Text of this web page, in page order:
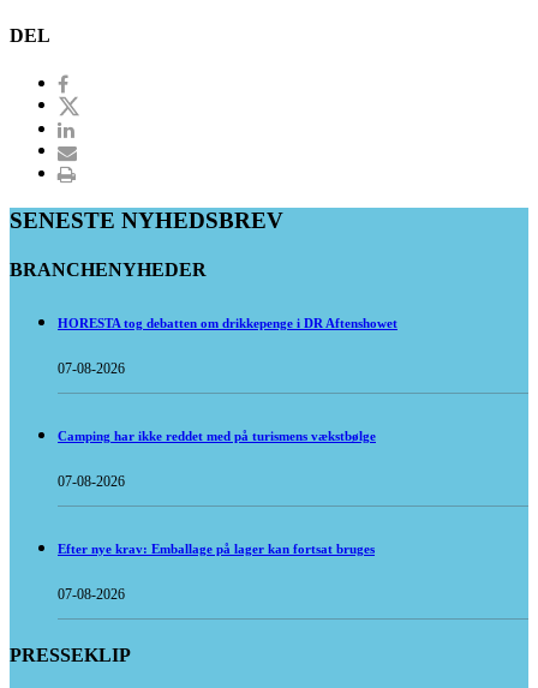
DEL
SENESTE NYHEDSBREV
BRANCHENYHEDER
HORESTA tog debatten om drikkepenge i DR Aftenshowet
07-08-2026
Camping har ikke reddet med på turismens vækstbølge
07-08-2026
Efter nye krav: Emballage på lager kan fortsat bruges
07-08-2026
PRESSEKLIP